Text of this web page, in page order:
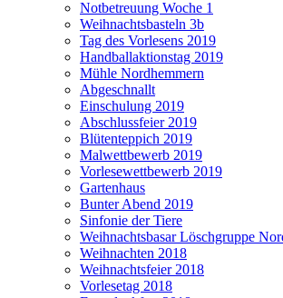
Notbetreuung Woche 1
Weihnachtsbasteln 3b
Tag des Vorlesens 2019
Handballaktionstag 2019
Mühle Nordhemmern
Abgeschnallt
Einschulung 2019
Abschlussfeier 2019
Blütenteppich 2019
Malwettbewerb 2019
Vorlesewettbewerb 2019
Gartenhaus
Bunter Abend 2019
Sinfonie der Tiere
Weihnachtsbasar Löschgruppe
Weihnachten 2018
Weihnachtsfeier 2018
Vorlesetag 2018